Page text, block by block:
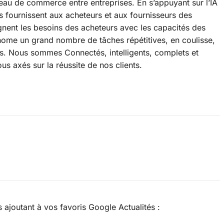
de commerce entre entreprises. En s’appuyant sur l’IA
aux acheteurs et aux fournisseurs des
les besoins des acheteurs avec les capacités des
un grand nombre de tâches répétitives, en coulisse,
Nous sommes Connectés, intelligents, complets et
axés sur la réussite de nos clients.
ajoutant à vos favoris Google Actualités :